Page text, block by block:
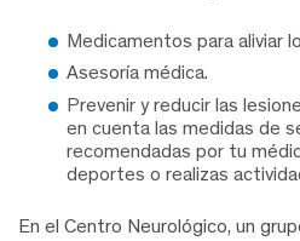
Medicamentos para aliviar
Asesoría médica.
Prevenir y reducir las
en cuenta las medidas de
recomendadas por tu
deportes o realizas
En el Centro Neurológico, un